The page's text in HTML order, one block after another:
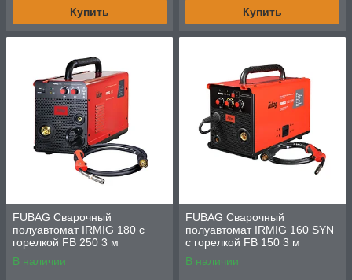
Купить Купить
FUBAG Сварочный
полуавтомат IRMIG 180 с
горелкой FB 250 3 м
В наличии
FUBAG Сварочный
полуавтомат IRMIG 160 SYN
с горелкой FB 150 3 м
В наличии